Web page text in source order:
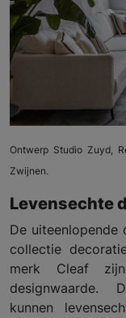
Ontwerp Studio Zuyd,
Zwijnen.
Levensechte
De uiteenlopende
collectie
merk Cleaf
designwaarde.
kunnen